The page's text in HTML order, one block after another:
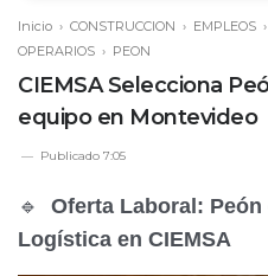
Inicio › CONSTRUCCION › EMPLEOS ›
OPERARIOS › PEON
CIEMSA Selecciona
equipo en Montevideo
Publicado 7:05
🔹 Oferta Laboral:
Logística en CIEMSA